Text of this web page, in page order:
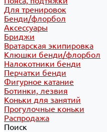
Для тренировок
Бенди/флорбол
Аксессуары
Бриджи
Вратарская экипировка
Клюшки бенди/флорбол
Налокотники бенди
Перчатки бенди
Фигурное катание
Ботинки, лезвия
Коньки для занятий
Прогулочные коньки
Распродажа
Поиск